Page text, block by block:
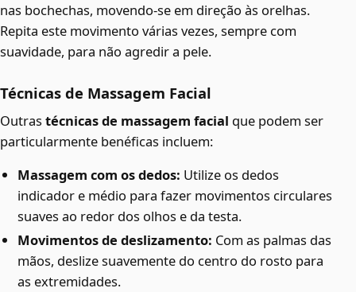
nas bochechas, movendo-se em direção às orelhas.
Repita este movimento várias vezes, sempre com
suavidade, para não agredir a pele.
Técnicas de Massagem Facial
Outras técnicas de massagem facial que podem ser
particularmente benéficas incluem:
Massagem com os dedos: Utilize os dedos
indicador e médio para fazer movimentos circulares
suaves ao redor dos olhos e da testa.
Movimentos de deslizamento: Com as palmas das
mãos, deslize suavemente do centro do rosto para
as extremidades.